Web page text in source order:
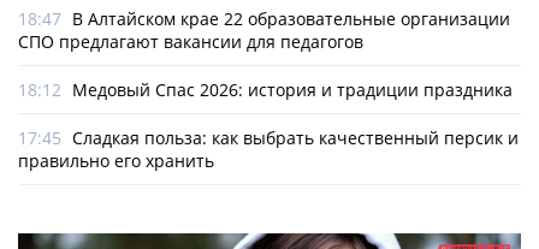
18:47 В Алтайском крае 22 образовательные организации
СПО предлагают вакансии для педагогов
18:12 Медовый Спас 2026: история и традиции праздника
17:45 Сладкая польза: как выбрать качественный персик и
правильно его хранить